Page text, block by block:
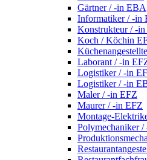
Gärtner / -in EBA
Informatiker / -in
Konstrukteur / -
Koch / Köchin
Laborant / -in
Logistiker / -in
Logistiker / -in
Maler / -in EFZ
Maurer / -in EFZ
Montage-
Polymechaniker